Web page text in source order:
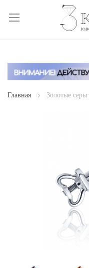
Skip
Content
Главная Золотые